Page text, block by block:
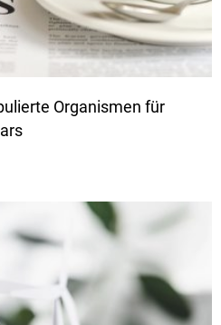
Organismen für